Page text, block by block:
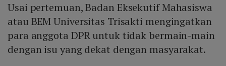
Usai pertemuan, Badan Eksekutif Mahasiswa
atau BEM Universitas Trisakti mengingatkan
para anggota DPR untuk tidak bermain-main
dengan isu yang dekat dengan masyarakat.